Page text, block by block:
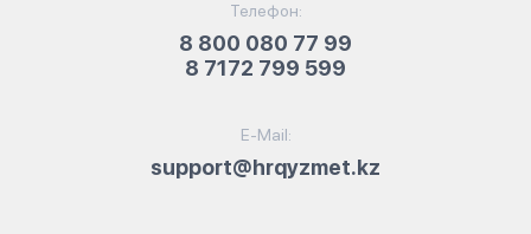
Телефон:
8 800 080 77 99
8 7172 799 599
E-Mail:
support@hrqyzmet.kz